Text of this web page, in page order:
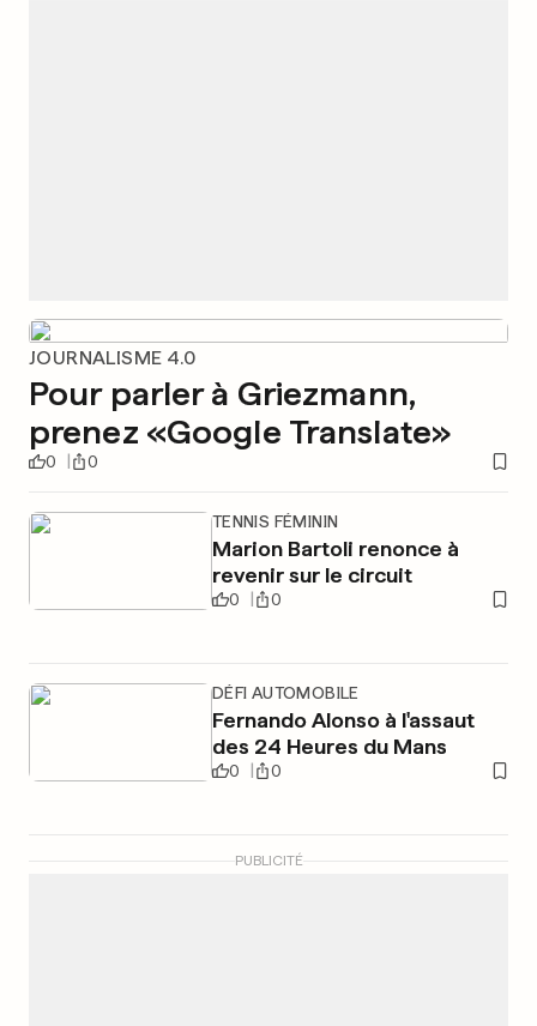
JOURNALISME 4.0
Pour parler à Griezmann,
prenez «Google Translate»
0 0
TENNIS FÉMININ
Marion Bartoli renonce à
revenir sur le circuit
0 0
DÉFI AUTOMOBILE
Fernando Alonso à l'assaut
des 24 Heures du Mans
0 0
PUBLICITÉ